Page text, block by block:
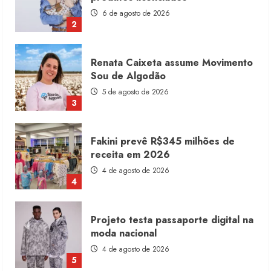
3
5 de agosto de 2026
4
Fakini prevê R$345 milhões de
receita em 2026
4 de agosto de 2026
5
Projeto testa passaporte digital na
moda nacional
4 de agosto de 2026
1
Dia dos Pais reforça retomada da
moda no varejo
7 de agosto de 2026